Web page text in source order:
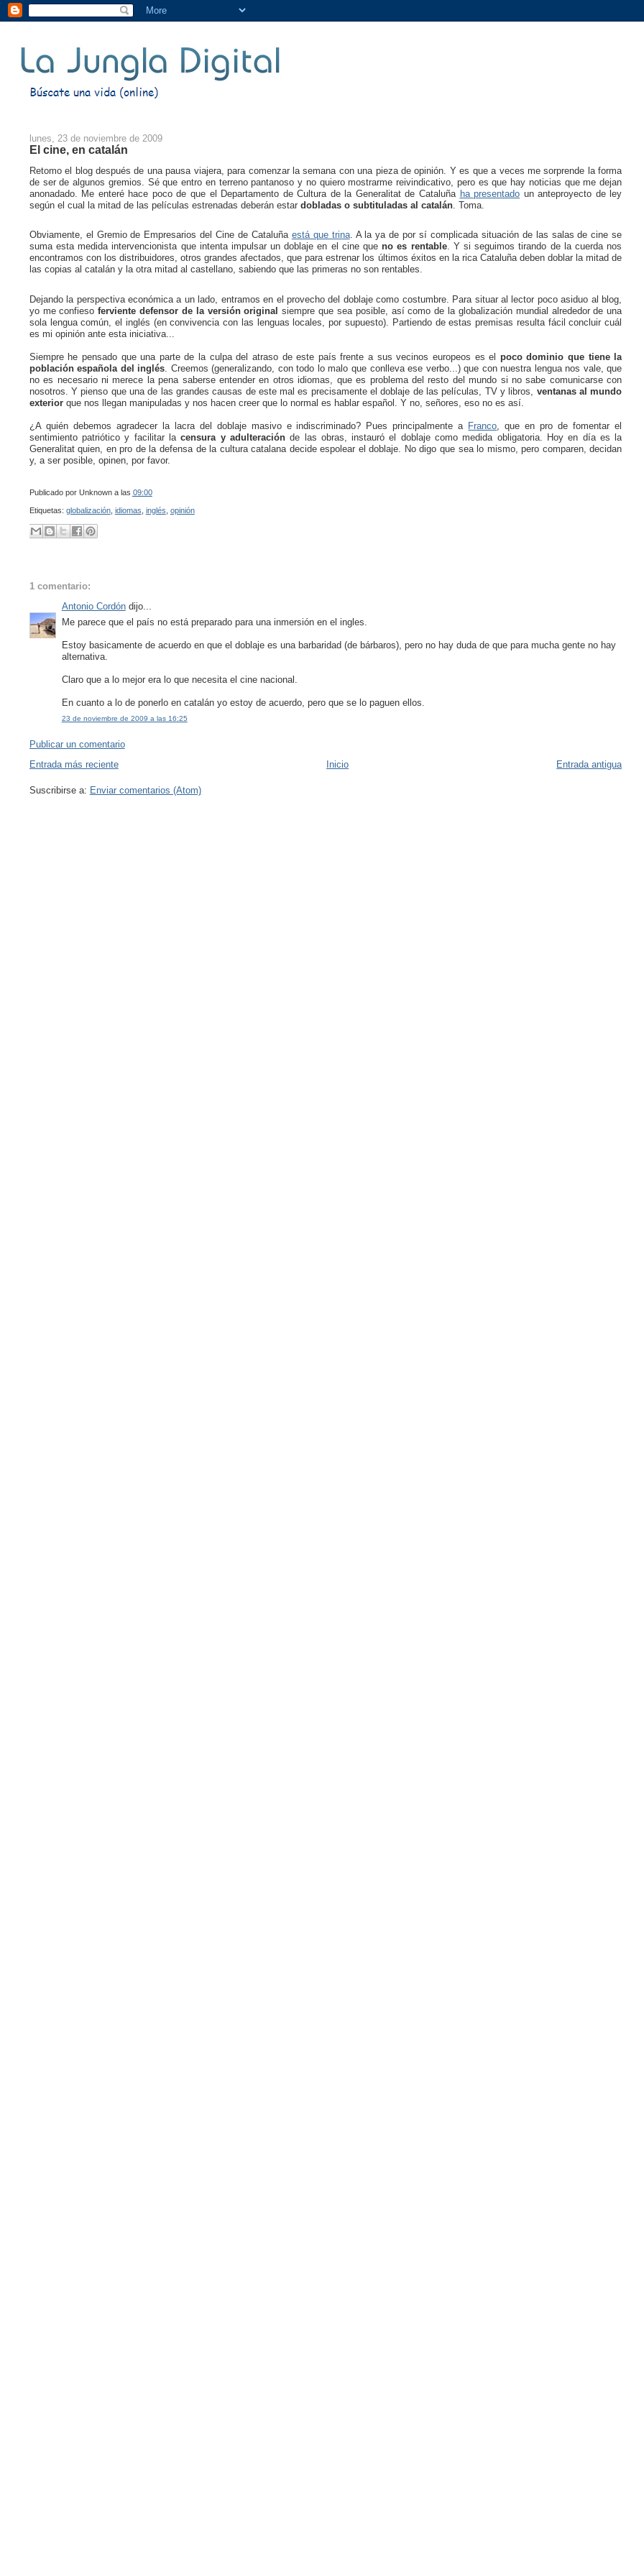
lunes, 23 de noviembre de 2009
El cine, en catalán
Retomo el blog después de una pausa viajera, para comenzar la semana con una pieza de opinión. Y es que a veces me sorprende la forma
de ser de algunos gremios. Sé que entro en terreno pantanoso y no quiero mostrarme reivindicativo, pero es que hay noticias que me dejan
anonadado. Me enteré hace poco de que el Departamento de Cultura de la Generalitat de Cataluña ha presentado un anteproyecto de ley
según el cual la mitad de las películas estrenadas deberán estar dobladas o subtituladas al catalán. Toma.
Obviamente, el Gremio de Empresarios del Cine de Cataluña está que trina. A la ya de por sí complicada situación de las salas de cine se
suma esta medida intervencionista que intenta impulsar un doblaje en el cine queno es rentable. Y si seguimos tirando de la cuerda nos
encontramos con los distribuidores, otros grandes afectados, que para estrenar los últimos éxitos en la rica Cataluña deben doblar la mitad de
las copias al catalán y la otra mitad al castellano, sabiendo que las primeras no son rentables.
Dejando la perspectiva económica a un lado, entramos en el provecho del doblaje como costumbre. Para situar al lector poco asiduo al blog,
yo me confiesoferviente defensor de la versión original siempre que sea posible, así como de la globalización mundial alrededor de una
sola lengua común, el inglés (en convivencia con las lenguas locales, por supuesto). Partiendo de estas premisas resulta fácil concluir cuál
es mi opinión ante esta iniciativa...
Siempre he pensado que una parte de la culpa del atraso de este país frente a sus vecinos europeos es el poco dominio que tiene la
población española del inglés. Creemos (generalizando, con todo lo malo que conlleva ese verbo...) que con nuestra lengua nos vale, que
no es necesario ni merece la pena saberse entender en otros idiomas, que es problema del resto del mundo si no sabe comunicarse con
nosotros. Y pienso que una de las grandes causas de este mal es precisamente el doblaje de las películas, TV y libros, ventanas al mundo
exteriorque nos llegan manipuladas y nos hacen creer que lo normal es hablar español. Y no, señores, eso no es así.
¿A quién debemos agradecer la lacra del doblaje masivo e indiscriminado? Pues principalmente a Franco, que en pro de fomentar el
sentimiento patriótico y facilitar lacensura y adulteraciónde las obras, instauró el doblaje como medida obligatoria. Hoy en día es la
Generalitat quien, en pro de la defensa de la cultura catalana decide espolear el doblaje. No digo que sea lo mismo, pero comparen, decidan
y, a ser posible, opinen, por favor.
Publicado por Unknown a las 09:00
Etiquetas: globalización, idiomas inglés opinión
1 comentario:
Antonio Cordóndijo...
Me parece que el país no está preparado para una inmersión en el ingles.
Estoy basicamente de acuerdo en que el doblaje es una barbaridad (de bárbaros), pero no hay duda de que para mucha gente no hay
alternativa.
Claro que a lo mejor era lo que necesita el cine nacional.
En cuanto a lo de ponerlo en catalán yo estoy de acuerdo, pero que se lo paguen ellos.
23 de noviembre de 2009 a las 16:25
Publicar un comentario
Entrada más reciente
Entrada antigua
Inicio
Suscribirse a: Enviar comentarios (Atom)